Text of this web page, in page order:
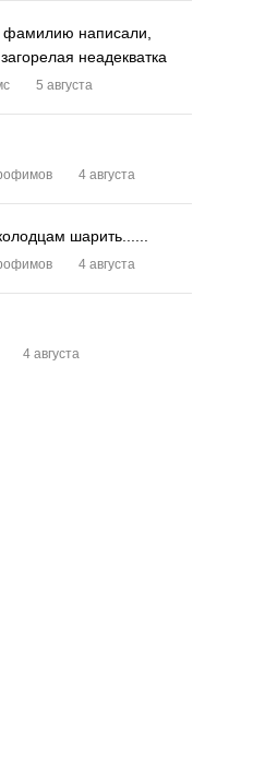
фамилию написали,
неадекватка
5 августа
4 августа
шарить......
4 августа
4 августа